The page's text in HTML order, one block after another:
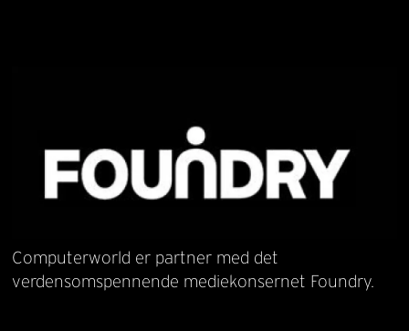
Computerworld er partner med det
verdensomspennende mediekonsernet Foundry.